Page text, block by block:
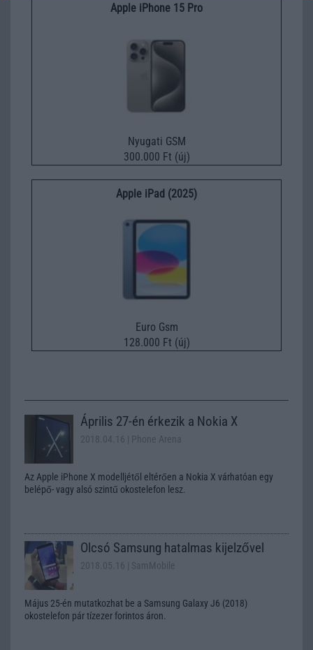
Apple iPhone 15 Pro
Nyugati GSM
300.000 Ft (új)
Apple iPad (2025)
Euro Gsm
128.000 Ft (új)
Április 27-én érkezik a Nokia X
2018.04.16 | Phone Arena
Az Apple iPhone X modelljétől eltérően a Nokia X várhatóan egy
belépő- vagy alsó szintű okostelefon lesz.
Olcsó Samsung hatalmas kijelzővel
2018.05.16 | SamMobile
Május 25-én mutatkozhat be a Samsung Galaxy J6 (2018)
okostelefon pár tízezer forintos áron.